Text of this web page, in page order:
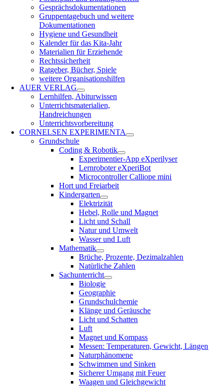
Gesprächsdokumentationen
Gruppentagebuch und weitere
Dokumentationen
Hygiene und Gesundheit
Kalender für das Kita-Jahr
Materialien für Erziehende
Rechtssicherheit
Ratgeber, Bücher, Spiele
weitere Organisationshilfen
AUER VERLAG
Lernhilfen, Abiturwissen
Unterrichtsmaterialien,
Handreichungen
Unterrichtsvorbereitung
CORNELSEN EXPERIMENTA
Grundschule
Coding & Robotik
Experimentier-App eXperilyser
Lernroboter eXperiBot
Microcontroller Calliope mini
Hort und Freiarbeit
Kindergarten
Elektrizität
Hebel, Rolle und Magnet
Licht und Schall
Natur und Umwelt
Wasser und Luft
Mathematik
Brüche, Prozente, Dezimalzahlen
Natürliche Zahlen
Sachunterricht
Biologie
Geographie
Grundschulchemie
Klänge und Geräusche
Licht und Schatten
Luft
Magnet und Kompass
Messen: Temperaturen, Gewicht, Längen
Naturphänomene
Schwimmen und Sinken
Sicherer Umgang mit Feuer
Waagen und Gleichgewicht